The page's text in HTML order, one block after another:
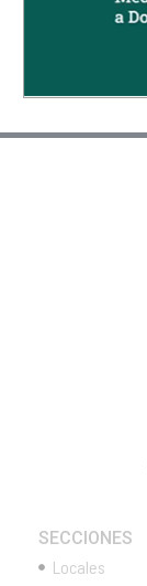
SECCIONES
Locales